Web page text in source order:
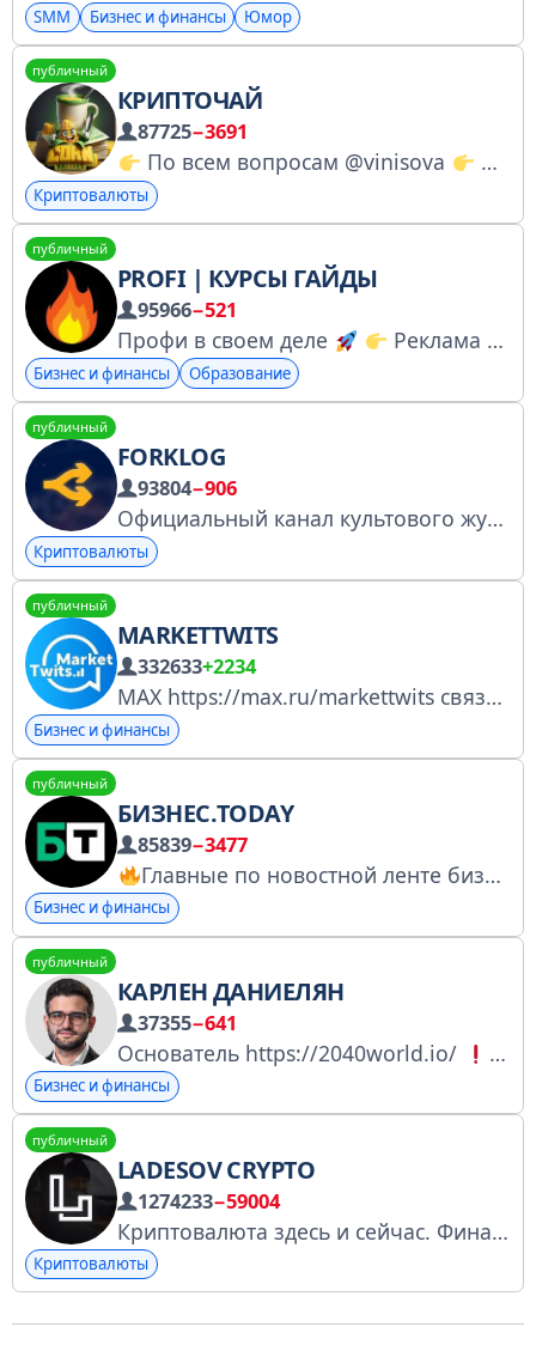
SMM Бизнес и финансы Юмор
публичный
КРИПТОЧАЙ
87725−3691
По всем вопросам @vinisova
Криптовалюты
публичный
PROFI | КУРСЫ ГАЙДЫ
95966−521
Профи в своем деле Реклама и сильные интеграции — @jaMasha Опыт, мышление и инструменты людей, которые становятся лучшими в своей нише.
Бизнес и финансы Образование
публичный
FORKLOG
93804−906
Официальный канал культового журнала ForkLog. Все самое главное о криптовалютах, цифровой экономике, ИИ, квантовых технологиях. @forklogfeed — все новости подряд. Реклама на ForkLog: https://forklog.com/advertisement/
Криптовалюты
публичный
MARKETTWITS
332633+2234
MAX https://max.ru/markettwits связь - @MarketTwits_info связь - info.markettwits@yandex.ru VK - https://vk.com/id635239814 РКН: https://knd.gov.ru/license?id=6784f7a24de6c368458a65c8&registryType=bloggersPermission
Бизнес и финансы
публичный
БИЗНЕС.TODAY
85839−3477
Главные по новостной ленте бизнес индустрии России.
Бизнес и финансы
публичный
КАРЛЕН ДАНИЕЛЯН
37355−641
Основатель https://2040world.io/
Бизнес и финансы
публичный
LADESOV CRYPTO
1274233−59004
Криптовалюта здесь и сейчас. Финансовых советов нет, только личный опыт. Founder: @kent *Информация в канале не является финансовой рекомендацией. Контент канала для развлекательных целей. Рекламы нет.
Криптовалюты